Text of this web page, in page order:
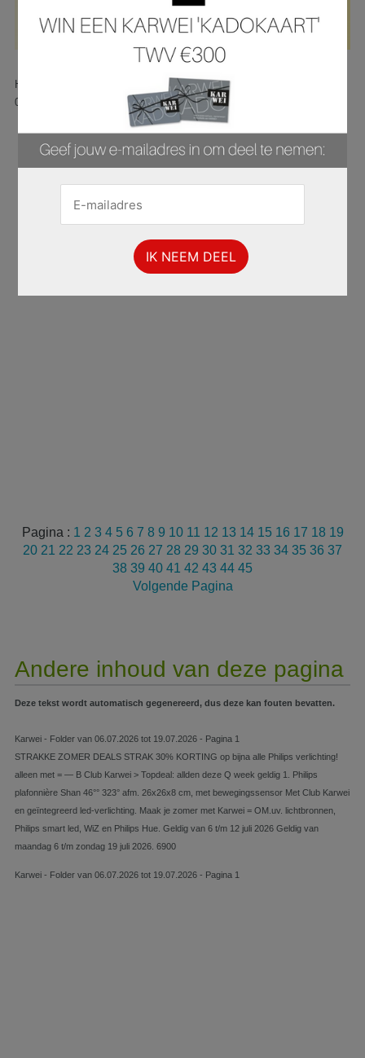
Hier is pagina 1 van 45 pagina's van de Karwei folder, geldig van
06.07.2026 tot 19.07.2026.
Pagina : 1 2 3 4 5 6 7 8 9 10 11 12 13 14 15 16 17 18 19
20 21 22 23 24 25 26 27 28 29 30 31 32 33 34 35 36 37
38 39 40 41 42 43 44 45
Volgende Pagina
Andere inhoud van deze pagina
Deze tekst wordt automatisch gegenereerd, dus deze kan fouten bevatten.
Karwei - Folder van 06.07.2026 tot 19.07.2026 - Pagina 1
STRAKKE ZOMER DEALS STRAK 30% KORTING op bijna alle Philips verlichting!
alleen met = — B Club Karwei > Topdeal: allden deze Q week geldig 1. Philips
plafonnière Shan 46°° 323° afm. 26x26x8 cm, met bewegingssensor Met Club Karwei
en geïntegreerd led-verlichting. Maak je zomer met Karwei = OM.uv. lichtbronnen,
Philips smart led, WiZ en Philips Hue. Geldig van 6 t/m 12 juli 2026 Geldig van
maandag 6 t/m zondag 19 juli 2026. 6900
Karwei - Folder van 06.07.2026 tot 19.07.2026 - Pagina 1